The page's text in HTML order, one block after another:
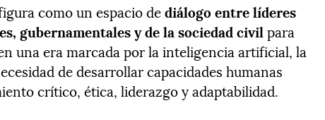
como un espacio dediálogo entre líderes
gubernamentales y de la sociedad civilpara
una era marcada por la inteligencia artificial, la
de desarrollar capacidades humanas
crítico, ética, liderazgo y adaptabilidad.